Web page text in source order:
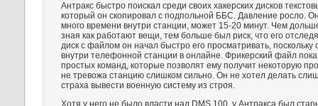
Антракс быстро поискал среди своих хакерских дисков
который он скопировал с подпольной ББС. Давление росло.
много времени внутри станции, может 15-20 минут. Чем
зная как работают вещи, тем больше был риск, что его
диск с файлом он начал быстро его просматривать,
внутри телефонной станции в онлайне. Фрикерский файл
простых команд, которые позволят ему получит некоторую
не тревожа станцию слишком сильно. Он не хотел делать
страха вывести военную систему из строя.
Хотя у него не было власти над DMS 100, у Антракса был